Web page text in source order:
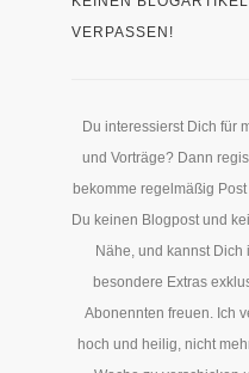
VERPASSEN!
Du interessierst Dich für
und Vorträge? Dann
bekomme regelmäßig
Du keinen Blogpost und
Nähe, und kannst
besondere Extras
Abonennten freuen. Ich
hoch und heilig, nicht